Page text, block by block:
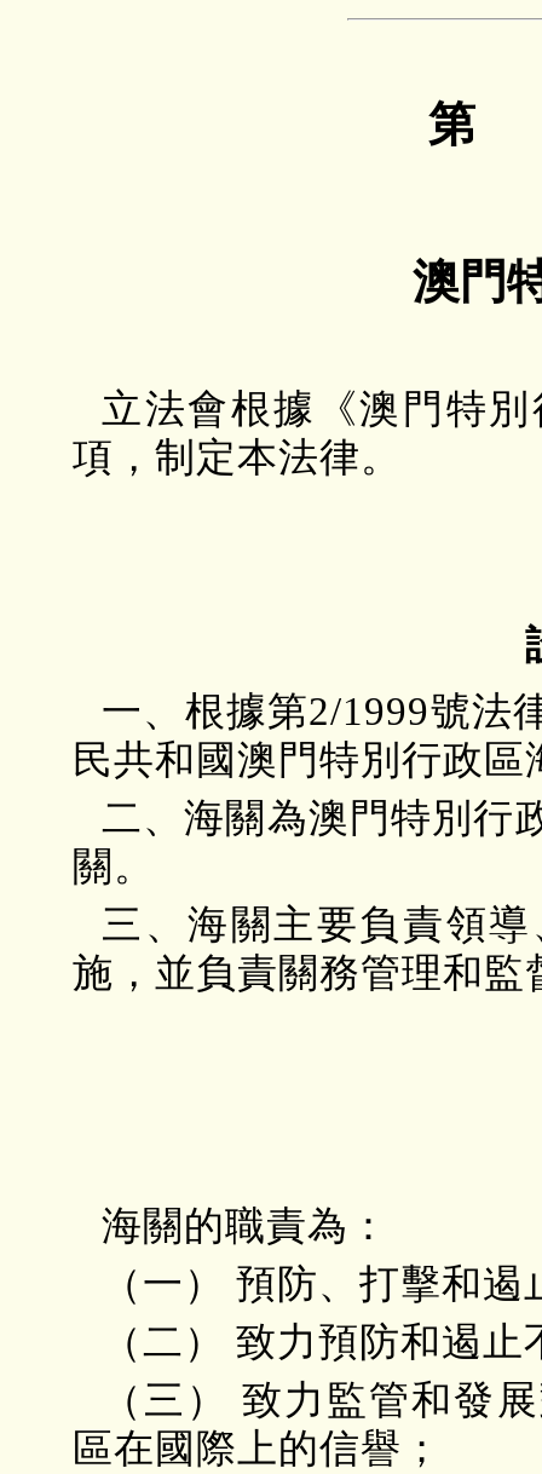
第 /
澳門
立法會根據《澳門特
項，制定本法律。
一、根據第2/1999號法
民共和國澳門特別行政
二、海關為澳門特別行
關。
三、海關主要負責領
施，並負責關務管理和
海關的職責為：
（一） 預防、打擊和
（二） 致力預防和遏
（三） 致力監管和發
區在國際上的信譽；